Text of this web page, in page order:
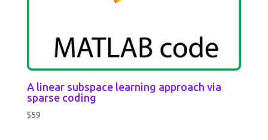
A linear subspace learning approach via
sparse coding
$59